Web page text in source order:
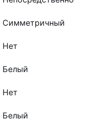
Симметричный
Нет
Белый
Нет
Белый